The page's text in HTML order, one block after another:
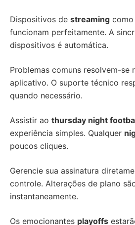
Dispositivos de streaming como
funcionam perfeitamente. A
dispositivos é automática.
Problemas comuns resolvem-se
aplicativo. O suporte técnico
quando necessário.
Assistir ao thursday night
experiência simples. Qualquer
poucos cliques.
Gerencie sua assinatura
controle. Alterações de plano
instantaneamente.
Os emocionantes playoffs